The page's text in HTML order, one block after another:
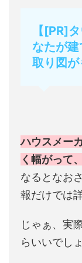
【[PR]
なたが
取り図が
ハウスメー
く幅がって
なるとなお
報だけでは
じゃぁ、実
らいいでし